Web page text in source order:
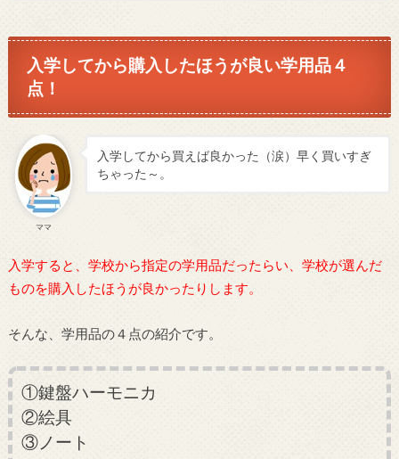
入学してから購入したほうが良い学用品４
点！
ママ
入学してから買えば良かった（涙）早く買いすぎ
ちゃった～。
入学すると、学校から指定の学用品だったらい、学校が選んだ
ものを購入したほうが良かったりします。
そんな、学用品の４点の紹介です。
①鍵盤ハーモニカ
②絵具
③ノート